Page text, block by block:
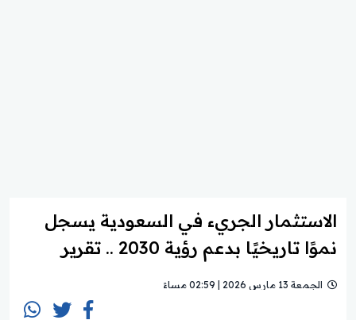
الاستثمار الجريء في السعودية يسجل
نموًا تاريخيًا بدعم رؤية 2030 .. تقرير
الجمعة 13 مارس 2026 | 02:59 مساءً